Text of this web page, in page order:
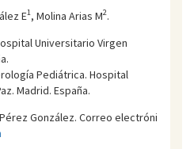
E1, Molina Arias M2.
Universitario Virgen
Pediátrica. Hospital
Madrid. España.
González. Correo electróni